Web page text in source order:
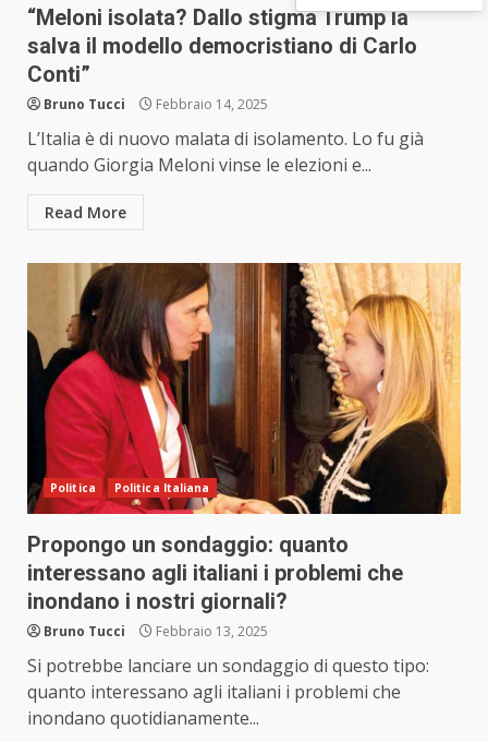
“Meloni isolata? Dallo stigma Trump la
salva il modello democristiano di Carlo
Conti”
Bruno Tucci Febbraio 14, 2025
L’Italia è di nuovo malata di isolamento. Lo fu già
quando Giorgia Meloni vinse le elezioni e...
Read More
Politica Politica Italiana
Propongo un sondaggio: quanto
interessano agli italiani i problemi che
inondano i nostri giornali?
Bruno Tucci Febbraio 13, 2025
Si potrebbe lanciare un sondaggio di questo tipo:
quanto interessano agli italiani i problemi che
inondano quotidianamente...